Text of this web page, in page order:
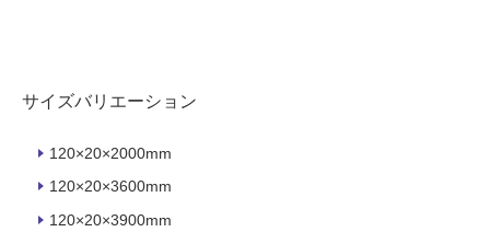
サイズバリエーション
120×20×2000mm
120×20×3600mm
120×20×3900mm
て
な
い